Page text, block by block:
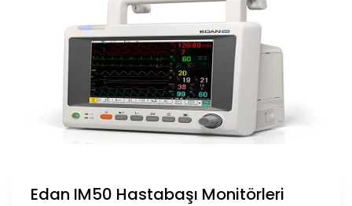
Edan IM50 Hastabaşı Monitörleri